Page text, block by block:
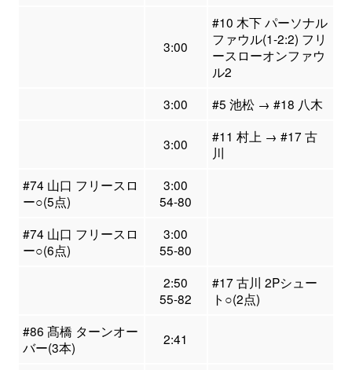
3:00
#10 木下 パーソナル
ファウル(1-2:2) フリ
ースローオンファウ
ル2
3:00
#5 池松 → #18 八木
3:00
#11 村上 → #17 古
川
#74 山口 フリースロ
ー○(5点)
3:00
54-80
#74 山口 フリースロ
ー○(6点)
3:00
55-80
2:50
55-82
#17 古川 2Pシュー
ト○(2点)
#86 髙橋 ターンオー
バー(3本)
2:41